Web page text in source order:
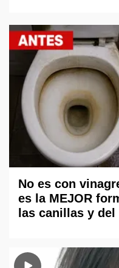
No es con
es la MEJOR
las canillas y